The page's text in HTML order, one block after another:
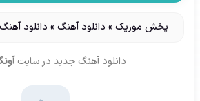
پخش موزیک » دانلود آهنگ » دانلود
دانلود آهنگ جدید در سایت